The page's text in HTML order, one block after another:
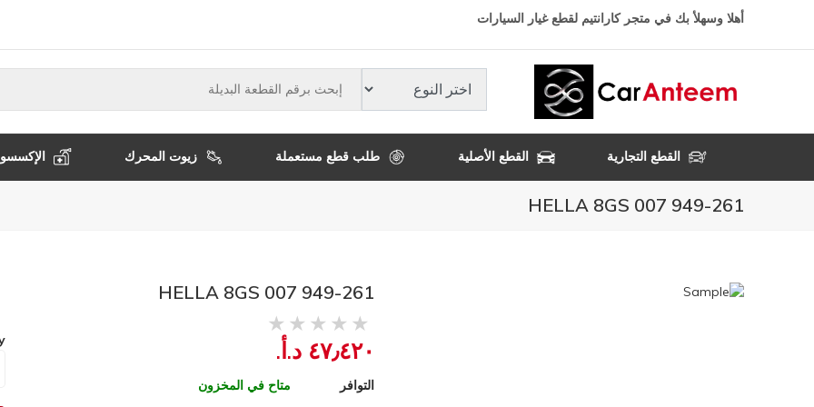
المحتوى
أهلا وسهلأ بك في متجر كارانتيم لقطع غيار السيارات
القطع التجارية القطع الأصلية طلب قطع مستعملة زيوت المحرك
HELLA 8GS 007 949-261
HELLA 8GS 007 949-261
٤٧٫٤٢٠ د.أ.‏
التوافر متاح في المخزون